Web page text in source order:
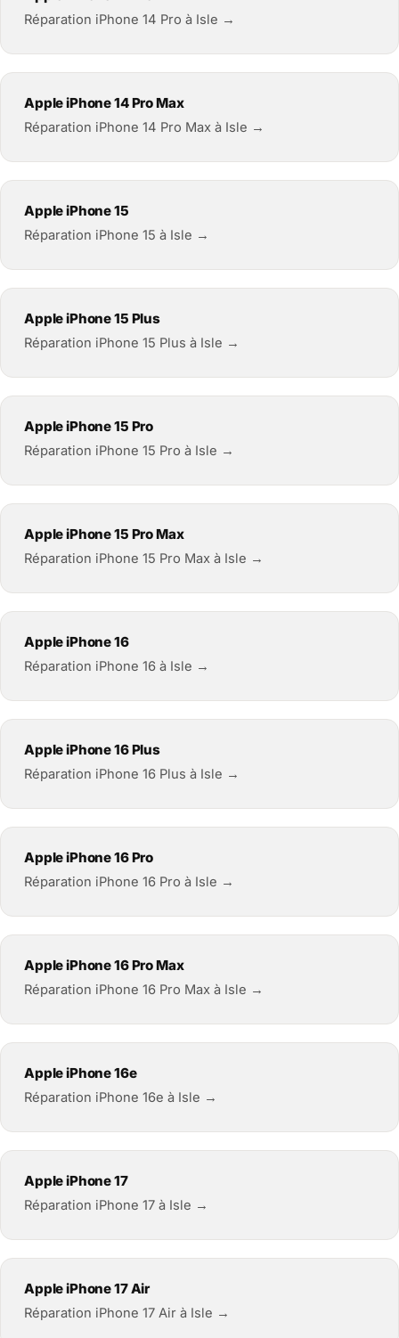
Réparation iPhone 14 Pro à Isle →
Apple iPhone 14 Pro Max
Réparation iPhone 14 Pro Max à Isle →
Apple iPhone 15
Réparation iPhone 15 à Isle →
Apple iPhone 15 Plus
Réparation iPhone 15 Plus à Isle →
Apple iPhone 15 Pro
Réparation iPhone 15 Pro à Isle →
Apple iPhone 15 Pro Max
Réparation iPhone 15 Pro Max à Isle →
Apple iPhone 16
Réparation iPhone 16 à Isle →
Apple iPhone 16 Plus
Réparation iPhone 16 Plus à Isle →
Apple iPhone 16 Pro
Réparation iPhone 16 Pro à Isle →
Apple iPhone 16 Pro Max
Réparation iPhone 16 Pro Max à Isle →
Apple iPhone 16e
Réparation iPhone 16e à Isle →
Apple iPhone 17
Réparation iPhone 17 à Isle →
Apple iPhone 17 Air
Réparation iPhone 17 Air à Isle →